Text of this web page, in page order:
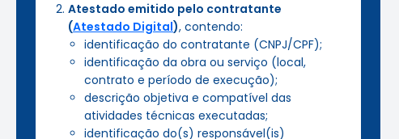
Atestado emitido pelo contratante
(Atestado Digital), contendo:
identificação do contratante (CNPJ/CPF);
identificação da obra ou serviço (local,
contrato e período de execução);
descrição objetiva e compatível das
atividades técnicas executadas;
identificação do(s) responsável(is)